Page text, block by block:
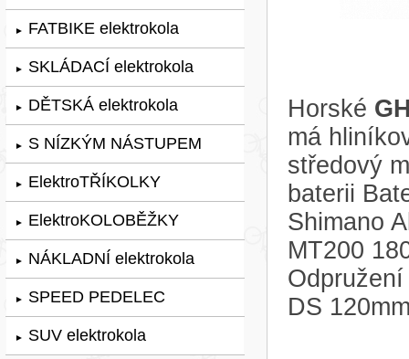
► FATBIKE elektrokola
► SKLÁDACÍ elektrokola
► DĚTSKÁ elektrokola
► S NÍZKÝM NÁSTUPEM
► ElektroTŘÍKOLKY
► ElektroKOLOBĚŽKY
► NÁKLADNÍ elektrokola
► SPEED PEDELEC
► SUV elektrokola
Horské
má
středový
baterii
Shimano
MT200
DS